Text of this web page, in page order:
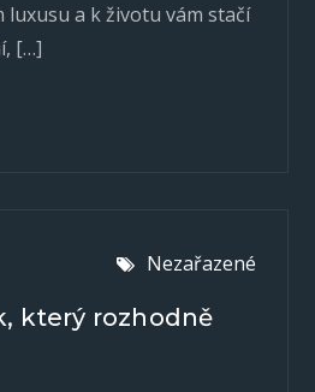
luxusu a k životu vám stačí
[…]
Nezařazené
který rozhodně